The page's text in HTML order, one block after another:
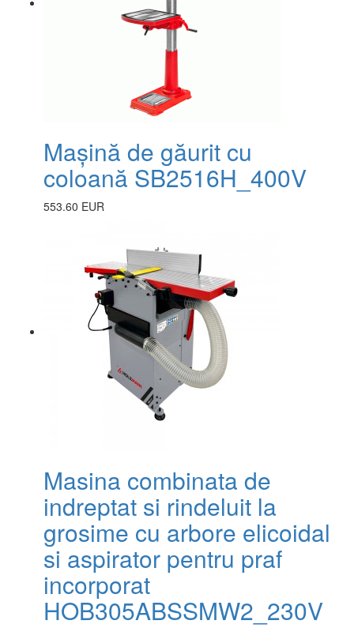
Mașină de găurit cu
coloană SB2516H_400V
553.60 EUR
Masina combinata de
indreptat si rindeluit la
grosime cu arbore elicoidal
si aspirator pentru praf
incorporat
HOB305ABSSMW2_230V